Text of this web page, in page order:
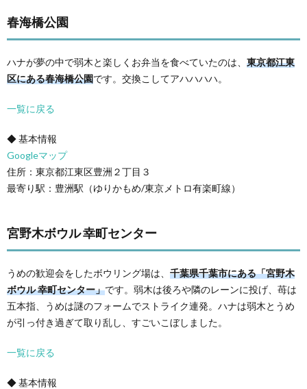
春海橋公園
ハナが夢の中で弱木と楽しくお弁当を食べていたのは、 東京都江東
区にある春海橋公園です。交換こしてアハハハハ。
一覧に戻る
◆ 基本情報
Googleマップ
住所：東京都江東区豊洲２丁目３
最寄り駅：豊洲駅（ゆりかもめ/東京メトロ有楽町線）
宮野木ボウル 幸町センター
うめの歓迎会をしたボウリング場は、 千葉県千葉市にある「宮野木
ボウル 幸町センター」です。弱木は後ろや隣のレーンに投げ、苺は
五本指、うめは謎のフォームでストライク連発。ハナは弱木とうめ
が引っ付き過ぎて取り乱し、すごいこぼしました。
一覧に戻る
◆ 基本情報